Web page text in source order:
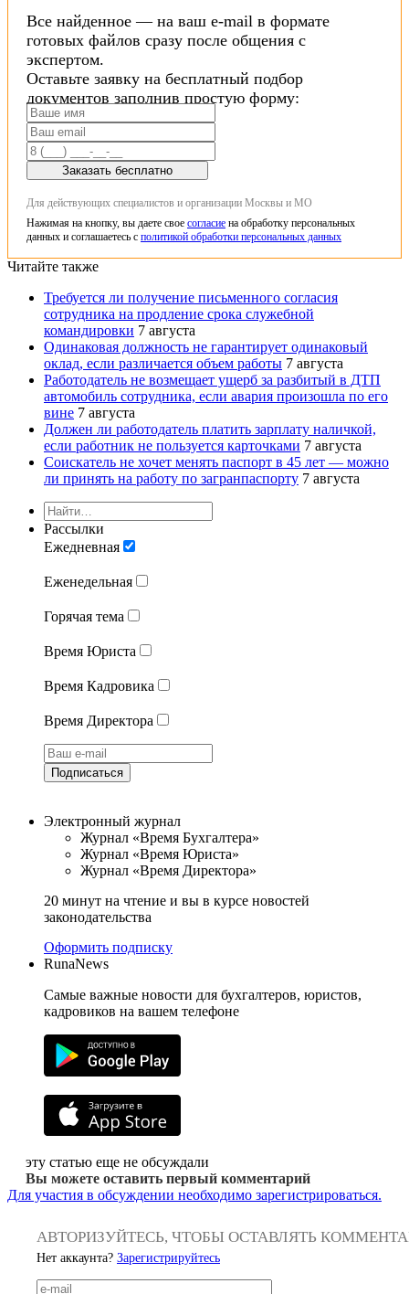
Все найденное — на ваш e-mail в формате
готовых файлов сразу после общения с
экспертом.
Оставьте заявку на бесплатный подбор
документов заполнив простую форму:
Заказать бесплатно
Для действующих специалистов и организации Москвы и МО
Нажимая на кнопку, вы даете свое согласие на обработку персональных
данных и соглашаетесь с политикой обработки персональных данных
Читайте также
Требуется ли получение письменного согласия
сотрудника на продление срока служебной
командировки 7 августа
Одинаковая должность не гарантирует одинаковый
оклад, если различается объем работы 7 августа
Работодатель не возмещает ущерб за разбитый в ДТП
автомобиль сотрудника, если авария произошла по его
вине 7 августа
Должен ли работодатель платить зарплату наличкой,
если работник не пользуется карточками 7 августа
Соискатель не хочет менять паспорт в 45 лет — можно
ли принять на работу по загранпаспорту 7 августа
Рассылки
Ежедневная
Еженедельная
Горячая тема
Время Юриста
Время Кадровика
Время Директора
Подписаться
Электронный журнал
Журнал «Время Бухгалтера»
Журнал «Время Юриста»
Журнал «Время Директора»
20 минут на чтение и вы в курсе новостей
законодательства
Оформить подписку
RunaNews
Самые важные новости для бухгалтеров, юристов,
кадровиков на вашем телефоне
эту статью еще не обсуждали
Вы можете оставить первый комментарий
Для участия в обсуждении необходимо зарегистрироваться.
АВТОРИЗУЙТЕСЬ, ЧТОБЫ ОСТАВЛЯТЬ
Нет аккаунта? Зарегистрируйтесь